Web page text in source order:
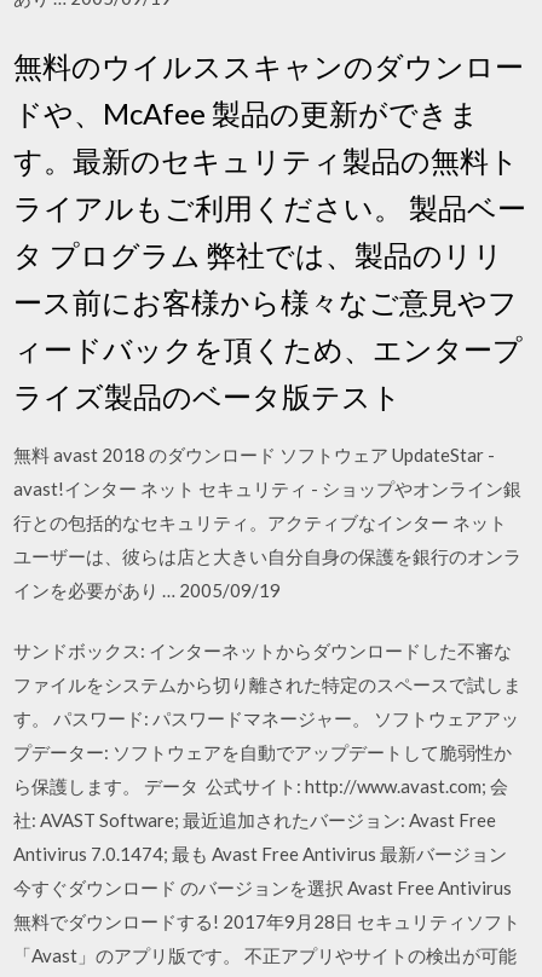
無料のウイルススキャンのダウンロー
ドや、McAfee 製品の更新ができま
す。最新のセキュリティ製品の無料ト
ライアルもご利用ください。 製品ベー
タ プログラム 弊社では、製品のリリ
ース前にお客様から様々なご意見やフ
ィードバックを頂くため、エンタープ
ライズ製品のベータ版テスト
無料 avast 2018 のダウンロード ソフトウェア UpdateStar -
avast!インター ネット セキュリティ - ショップやオンライン銀
行との包括的なセキュリティ。アクティブなインター ネット
ユーザーは、彼らは店と大きい自分自身の保護を銀行のオンラ
インを必要があり … 2005/09/19
サンドボックス: インターネットからダウンロードした不審な
ファイルをシステムから切り離された特定のスペースで試しま
す。 パスワード: パスワードマネージャー。 ソフトウェアアッ
プデーター: ソフトウェアを自動でアップデートして脆弱性か
ら保護します。 データ 公式サイト: http://www.avast.com; 会
社: AVAST Software; 最近追加されたバージョン: Avast Free
Antivirus 7.0.1474; 最も Avast Free Antivirus 最新バージョン
今すぐダウンロード のバージョンを選択 Avast Free Antivirus
無料でダウンロードする! 2017年9月28日 セキュリティソフト
「Avast」のアプリ版です。 不正アプリやサイトの検出が可能